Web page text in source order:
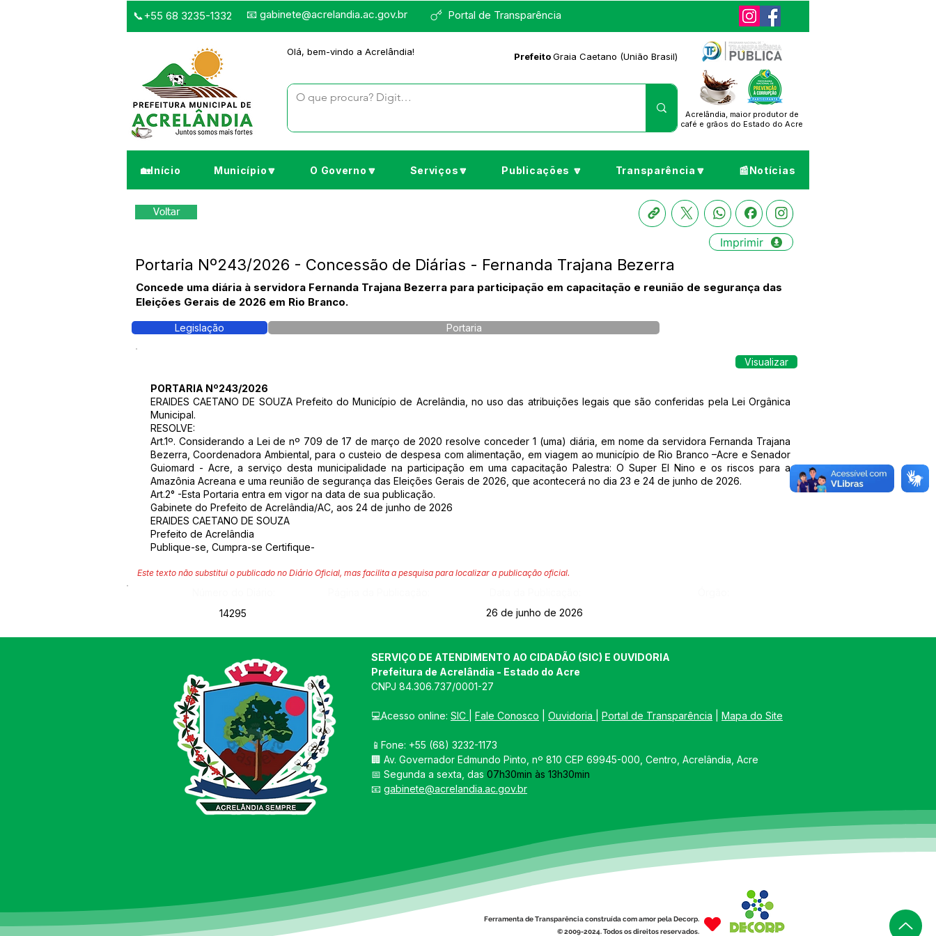
Portal de Transparência
📞+55 68 3235-1332 📧 gabinete@acrelandia.ac.gov.br
Olá, bem-vindo a Acrelândia! PrefeitoGraia Caetano (União Brasil)
Acrelândia, maior produtor de
café e grãos do Estado do Acre
🏡Início Município🔽 O Governo🔽 Serviços🔽 Publicações 🔽 Transparência🔽 📰Notícias
Voltar
Imprimir
Portaria Nº243/2026 - Concessão de Diárias - Fernanda Trajana Bezerra
Concede uma diária à servidora Fernanda Trajana Bezerra para participação em capacitação e reunião de segurança das
Eleições Gerais de 2026 em Rio Branco.
Legislação Portaria
Visualizar
PORTARIA Nº243/2026
ERAIDES CAETANO DE SOUZA Prefeito do Município de Acrelândia, no uso das atribuições legais que são conferidas pela Lei Orgânica
Municipal.
RESOLVE:
Art.1º. Considerando a Lei de nº 709 de 17 de março de 2020 resolve conceder 1 (uma) diária, em nome da servidora Fernanda Trajana
Bezerra, Coordenadora Ambiental, para o custeio de despesa com alimentação, em viagem ao município de Rio Branco –Acre e Senador
Guiomard - Acre, a serviço desta municipalidade na participação em uma capacitação Palestra: O Super El Nino e os riscos para a
Amazônia Acreana e uma reunião de segurança das Eleições Gerais de 2026, que acontecerá no dia 23 e 24 de junho de 2026.
Art.2° -Esta Portaria entra em vigor na data de sua publicação.
Gabinete do Prefeito de Acrelândia/AC, aos 24 de junho de 2026
ERAIDES CAETANO DE SOUZA
Prefeito de Acrelândia
Publique-se, Cumpra-se Certifique-
Este texto não substitui o publicado no Diário Oficial, mas facilita a pesquisa para localizar a publicação oficial.
14295
26 de junho de 2026
SERVIÇO DE ATENDIMENTO AO CIDADÃO (SIC) E OUVIDORIA
Prefeitura de Acrelândia - Estado do Acre
CNPJ 84.306.737/0001-27
💻Acesso online: SIC Fale Conosco Ouvidoria Portal de Transparência Mapa do Site
📱Fone: +55 (68) 3232-1173
🏢 Av. Governador Edmundo Pinto, nº 810 CEP 69945-000, Centro, Acrelândia, Acre
📅 Segunda a sexta, das 07h30min às 13h30min
📧 gabinete@acrelandia.ac.gov.br
Ferramenta de Transparência construída com amor pela Decorp.
© 2009-2024. Todos os direitos reservados.